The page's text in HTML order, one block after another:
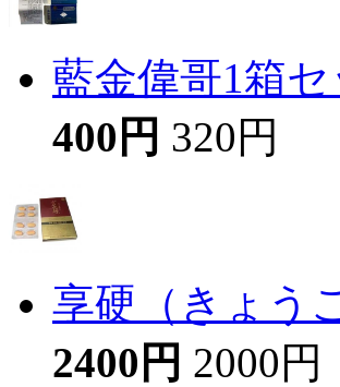
藍金偉哥1箱セ
400円 320円
享硬（きょう
2400円 2000円